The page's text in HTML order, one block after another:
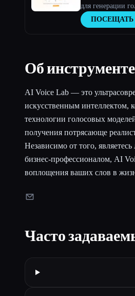
для генерации
искусственным
Преобразование
ПОСЕЩАТЬ
Об инструменте
AI Voice Lab — это
искусственным интеллектом,
технологии голосовых
получения потрясающе
Независимо от того,
бизнес-профессионалом, AI
воплощения ваших слов в
Часто